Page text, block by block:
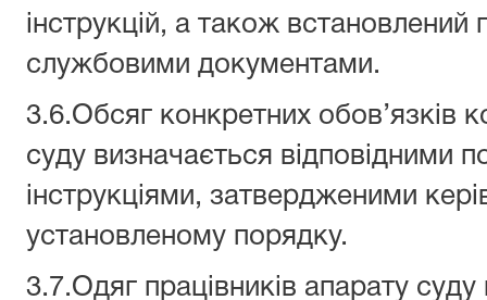
інструкцій, а також встановлений
службовими документами.
3.6.Обсяг конкретних обов’язків
суду визначається відповідними
інструкціями, затвердженими
установленому порядку.
3.7.Одяг працівників апарату